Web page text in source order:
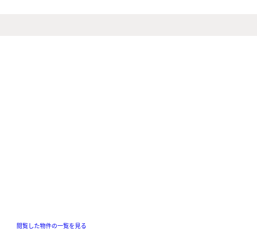
閲覧した物件の一覧を見る